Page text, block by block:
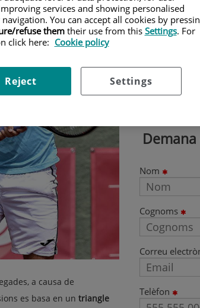
a causa de
es basa en un triangle
Nom
Cognoms
Correu
Telèfon
services and showing personalised
You can accept all cookies by
refuse themtheir use from this Settings. For
click here: Cookie policy
Settings
Reject